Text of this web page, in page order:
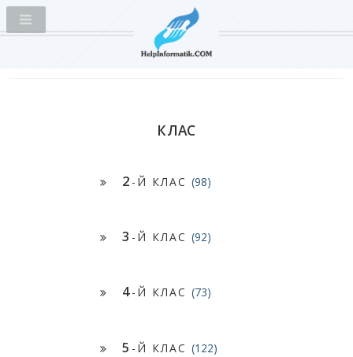
КЛАС
2 -Й КЛАС (98)
3 -Й КЛАС (92)
4-Й КЛАС (73)
5 -Й КЛАС (122)